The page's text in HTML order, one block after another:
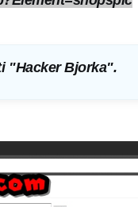
"Hacker Bjorka".